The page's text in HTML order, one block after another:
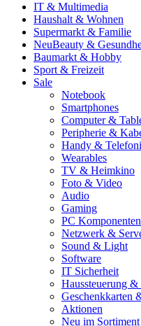
IT & Multimedia
Haushalt & Wohnen
Supermarkt & Familie
NeuBeauty &
Baumarkt & Hobby
Sport & Freizeit
Sale
Notebook
Smartphones
Computer &
Peripherie &
Handy &
Wearables
TV & Heimkino
Foto & Video
Audio
Gaming
PC Komponenten
Netzwerk &
Sound & Light
Software
IT Sicherheit
Haussteuerung
Geschenkkarten
Aktionen
Neu im Sortiment